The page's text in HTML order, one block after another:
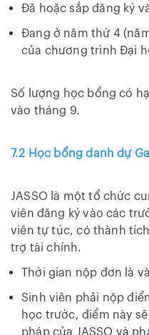
Đã hoặc sắp đăng ký
Đang ở năm thứ 4
của chương trình Đại
Số lượng học bổng có
vào tháng 9.
7.2 Học bổng danh dự
JASSO là một tổ chức
viên đăng ký vào các
viên tự túc, có thành
trợ tài chính.
Thời gian nộp đơn là
Sinh viên phải nộp
học trước, điểm này
pháp của JASSO và